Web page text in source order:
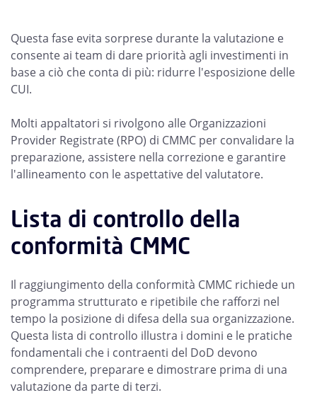
Questa fase evita sorprese durante la valutazione e
consente ai team di dare priorità agli investimenti in
base a ciò che conta di più: ridurre l'esposizione delle
CUI.
Molti appaltatori si rivolgono alle Organizzazioni
Provider Registrate (RPO) di CMMC per convalidare la
preparazione, assistere nella correzione e garantire
l'allineamento con le aspettative del valutatore.
Lista di controllo della
conformità CMMC
Il raggiungimento della conformità CMMC richiede un
programma strutturato e ripetibile che rafforzi nel
tempo la posizione di difesa della sua organizzazione.
Questa lista di controllo illustra i domini e le pratiche
fondamentali che i contraenti del DoD devono
comprendere, preparare e dimostrare prima di una
valutazione da parte di terzi.